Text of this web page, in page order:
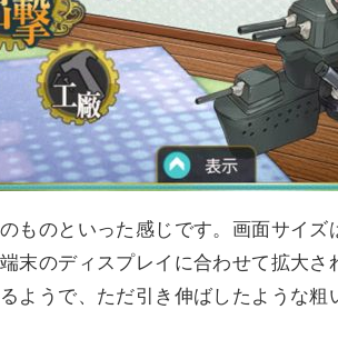
ものといった感じです。画面サイ
末のディスプレイに合わせて拡大
ようで、ただ引き伸ばしたような